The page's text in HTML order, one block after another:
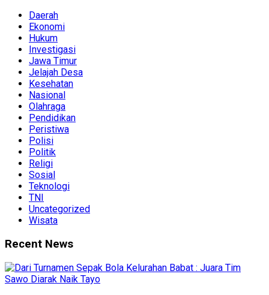
Daerah
Ekonomi
Hukum
Investigasi
Jawa Timur
Jelajah Desa
Kesehatan
Nasional
Olahraga
Pendidikan
Peristiwa
Polisi
Politik
Religi
Sosial
Teknologi
TNI
Uncategorized
Wisata
Recent News